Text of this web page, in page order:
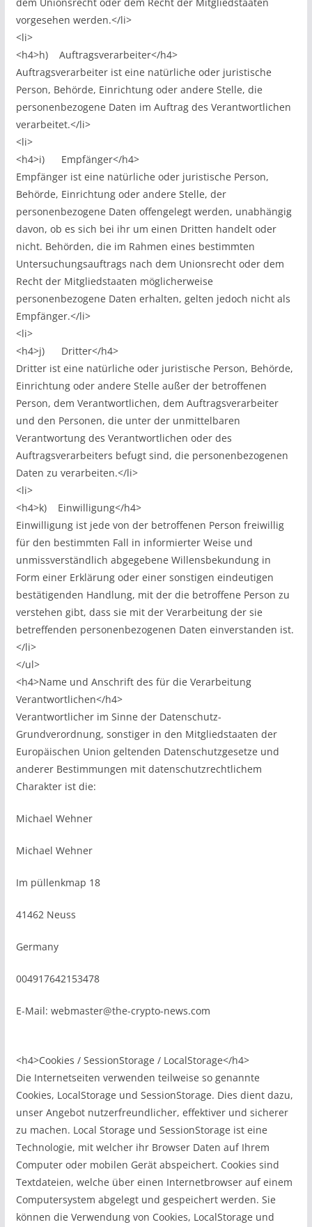
vorgesehen werden.</li>
<li>
<h4>h) Auftragsverarbeiter</h4>
Auftragsverarbeiter ist eine natürliche oder juristische
Person, Behörde, Einrichtung oder andere Stelle, die
personenbezogene Daten im Auftrag des Verantwortlichen
verarbeitet.</li>
<li>
<h4>i) Empfänger</h4>
Empfänger ist eine natürliche oder juristische Person,
Behörde, Einrichtung oder andere Stelle, der
personenbezogene Daten offengelegt werden, unabhängig
davon, ob es sich bei ihr um einen Dritten handelt oder
nicht. Behörden, die im Rahmen eines bestimmten
Untersuchungsauftrags nach dem Unionsrecht oder dem
Recht der Mitgliedstaaten möglicherweise
personenbezogene Daten erhalten, gelten jedoch nicht als
Empfänger.</li>
<li>
<h4>j) Dritter</h4>
Dritter ist eine natürliche oder juristische Person, Behörde,
Einrichtung oder andere Stelle außer der betroffenen
Person, dem Verantwortlichen, dem Auftragsverarbeiter
und den Personen, die unter der unmittelbaren
Verantwortung des Verantwortlichen oder des
Auftragsverarbeiters befugt sind, die personenbezogenen
Daten zu verarbeiten.</li>
<li>
<h4>k) Einwilligung</h4>
Einwilligung ist jede von der betroffenen Person freiwillig
für den bestimmten Fall in informierter Weise und
unmissverständlich abgegebene Willensbekundung in
Form einer Erklärung oder einer sonstigen eindeutigen
bestätigenden Handlung, mit der die betroffene Person zu
verstehen gibt, dass sie mit der Verarbeitung der sie
betreffenden personenbezogenen Daten einverstanden ist.
</li>
</ul>
<h4>Name und Anschrift des für die Verarbeitung
Verantwortlichen</h4>
Verantwortlicher im Sinne der Datenschutz-
Grundverordnung, sonstiger in den Mitgliedstaaten der
Europäischen Union geltenden Datenschutzgesetze und
anderer Bestimmungen mit datenschutzrechtlichem
Charakter ist die:
Michael Wehner
Michael Wehner
Im püllenkmap 18
41462 Neuss
Germany
004917642153478
E-Mail: webmaster@the-crypto-news.com
<h4>Cookies / SessionStorage / LocalStorage</h4>
Die Internetseiten verwenden teilweise so genannte
Cookies, LocalStorage und SessionStorage. Dies dient dazu,
unser Angebot nutzerfreundlicher, effektiver und sicherer
zu machen. Local Storage und SessionStorage ist eine
Technologie, mit welcher ihr Browser Daten auf Ihrem
Computer oder mobilen Gerät abspeichert. Cookies sind
Textdateien, welche über einen Internetbrowser auf einem
Computersystem abgelegt und gespeichert werden. Sie
können die Verwendung von Cookies, LocalStorage und